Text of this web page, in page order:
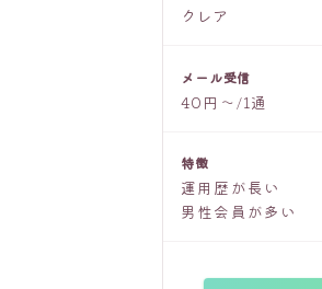
クレア
メール受信
40円〜/1通
特徴
運用歴が長い
男性会員が多い